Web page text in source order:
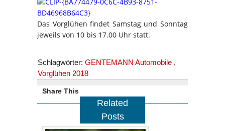
Das Vorglühen findet Samstag und Sonntag
jeweils von 10 bis 17.00 Uhr statt.
Schlagwörter: GENTEMANN Automobile  ,
Vorglühen 2018
Share This
Related
Posts